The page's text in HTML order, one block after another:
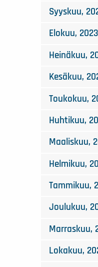
Syyskuu,
Elokuu, 2023
Heinäkuu,
Kesäkuu,
Toukokuu,
Huhtikuu,
Maaliskuu,
Helmikuu,
Tammikuu,
Joulukuu,
Marraskuu,
Lokakuu,